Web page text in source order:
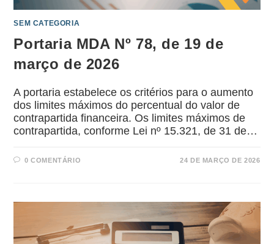
SEM CATEGORIA
Portaria MDA Nº 78, de 19 de
março de 2026
A portaria estabelece os critérios para o aumento
dos limites máximos do percentual do valor de
contrapartida financeira. Os limites máximos de
contrapartida, conforme Lei nº 15.321, de 31 de…
0 COMENTÁRIO 24 DE MARÇO DE 2026